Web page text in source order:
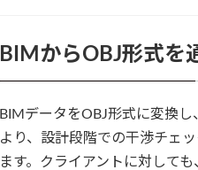
BIMからOBJ形式を
BIMデータをOBJ形式に変換
より、設計段階での干渉チェ
ます。クライアントに対して